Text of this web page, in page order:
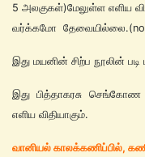
5 அலகுகள்)மேலுள்ள எளிய
வர்க்கமோ தேவையில்லை.(no
இது மயனின் சிற்ப நூலின்
இது பித்தாகரசு
எளிய விதியாகும்.
வானியல் காலக்கணிப்பில்,